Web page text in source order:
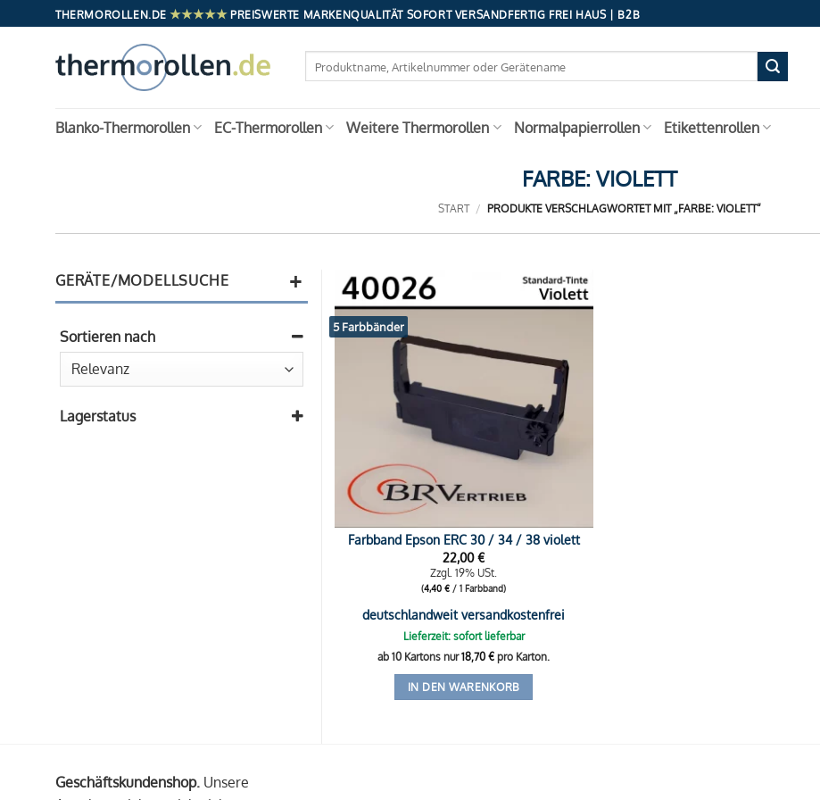
Inhalt
THERMOROLLEN.DE ★★★★★ PREISWERTE MARKENQUALITÄT SOFORT VERSANDFERTIG FREI HAUS | B2B
nach:
Blanko-Thermorollen EC-Thermorollen Weitere Thermorollen Normalpapierrollen Etikettenrollen
FARBE: VIOLETT
START / PRODUKTE VERSCHLAGWORTET MIT „FARBE: VIOLETT“
GERÄTE/MODELLSUCHE +
Sortieren nach
Sort Products
Lagerstatus
5 Farbbänder
Farbband Epson ERC 30 / 34 / 38 violett
22,00€
Zzgl. 19% USt.
(4,40€ / 1 Farbband)
deutschlandweit versandkostenfrei
Lieferzeit: sofort lieferbar
ab 10 Kartons nur18,70€ pro Karton.
IN DEN WARENKORB
Geschäftskundenshop. Unsere